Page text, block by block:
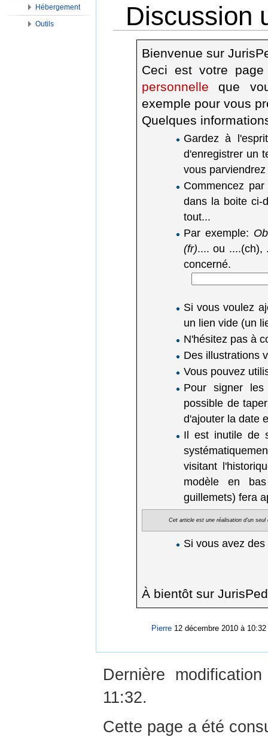
Discussion
Bienvenue sur
Ceci est votre
personnelle que
exemple pour vous
Quelques
Gardez à
d'enregistrer un
vous
Commencez
dans la boite ci-
tout...
Par exemple:
(fr).... ou ....(ch),
concerné.
Si vous voulez
un lien vide (un
N'hésitez pas à
Des illustrations
Vous pouvez
Pour signer
possible de
d'ajouter la date
Il est inutile de
visitant
modèle en
guillemets) fera
Cet article est une réalisation d'un
Si vous avez
À bientôt sur
Pierre 12 décembre 2010 à
Hébergement
Outils
Dernière
11:32.
Cette page a été